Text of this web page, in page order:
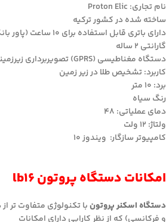
نام تجاری: Proton Elic
ساخته شده در کشور ترکیه
دارای باتری قابل استفاده برای 10 ساعت (پاور بانک جهانی)
گارانتی 2 ساله
دستگاه مغناطیسی (GPRS) تصویربرداری زیرزمینی
کاربرد: تشخیص طلا در زیر زمین
برد: 10 متر
رنگ سیاه
دمای عملیاتی: 48
ولتاژ: 12 ولت
کامپیوتر سازگار: ویندوز 10
امکاناتدستگاه پروتون lb16
دستگاه اسکنر پروتونبا تکنولوژی متفاوت تر
و فرکانسی) که از نظر کارایی دارای امکانات